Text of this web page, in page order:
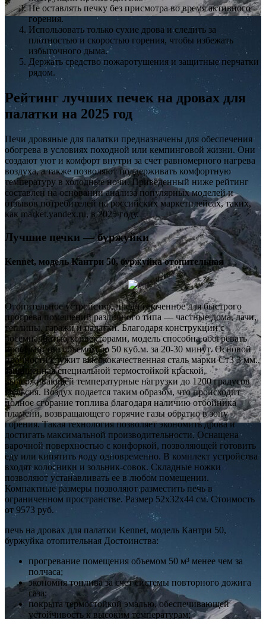
Не оставлять печку без присмотра во время активного
горения.
Использовать только сухие дрова и следить за
плотностью и скоростью горения, чтобы избежать
избыточного дыма.
Держать средство пожаротушения и защитные перчатки
рядом.
Рейтинг лучших печек на дровах для
палатки на 2025 год
Печи дровяные для палатки предназначены для обеспечения
обогрева в условиях походной или кемпинговой жизни. Они
создают уют и комфорт внутри за счет равномерного нагрева
воздуха, а также позволяют поддерживать комфортную
температуру в холодные ночи. Приведенный ниже рейтинг
составлен на основании анализа популярных моделей и
отзывов потребителей на российских маркетплейсах, таких,
как market.yandex.ru, в 2025 году.
Лучшие печки — буржуйки
Kennet, модель Кантри 50, буржуйка отопительная
Отопительное устройство, предназначенное для быстрого
прогрева помещений различного типа — частные дома, дачи,
теплицы, гаражи и палатки. Благодаря конструкции с
восемнадцатью конвекторами, модель способна обогревать
пространство объемом до 50 куб.м. за 20-30 минут. Основой
прочности служит высококачественная сталь марки Ст3 3 мм.,
защищенная специальной термостойкой краской,
выдерживающей температурные нагрузки до 1200 градусов
Цельсия. Воздух подается таким образом, что происходит
полное сгорание топлива благодаря наличию отбойника
пламени, возвращающего горячие газы обратно в зону
горения. Такая технология позволяет экономить дрова и
достигать максимальной производительности. Оснащена
варочной поверхностью с конфоркой, позволяющей готовить
еду или кипятить воду одновременно. В комплект устройства
входят колосники и зольник-совок. Складные ножки
позволяют устанавливать ее в любом помещении.
Компактные размеры позволяют разместить печь в
ограниченном пространстве. Размер 52х32х44 см. Стоимость
от 9573 руб.
печь на дровах для палатки Kennet, модель Кантри 50,
буржуйка отопительная Достоинства:
прогревание помещения объемом 50 м³ менее чем за
полчаса;
экономия топлива за счет системы повторного дожига
газа;
покрыта термостойкой эмалью, обеспечивающей
устойчивость к высоким температурам;